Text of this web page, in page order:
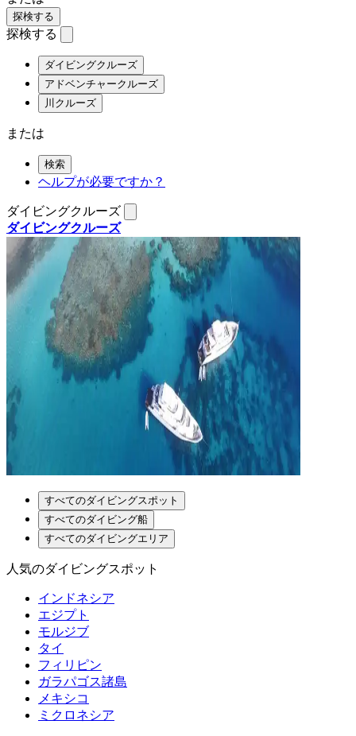
探検する
探検する
ダイビングクルーズ
アドベンチャークルーズ
川クルーズ
または
検索
ヘルプが必要ですか？
ダイビングクルーズ
ダイビングクルーズ
すべてのダイビングスポット
すべてのダイビング船
すべてのダイビングエリア
人気のダイビングスポット
インドネシア
エジプト
モルジブ
タイ
フィリピン
ガラパゴス諸島
メキシコ
ミクロネシア